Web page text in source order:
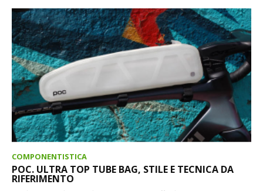
COMPONENTISTICA
POC. ULTRA TOP TUBE BAG, STILE E TECNICA DA
RIFERIMENTO